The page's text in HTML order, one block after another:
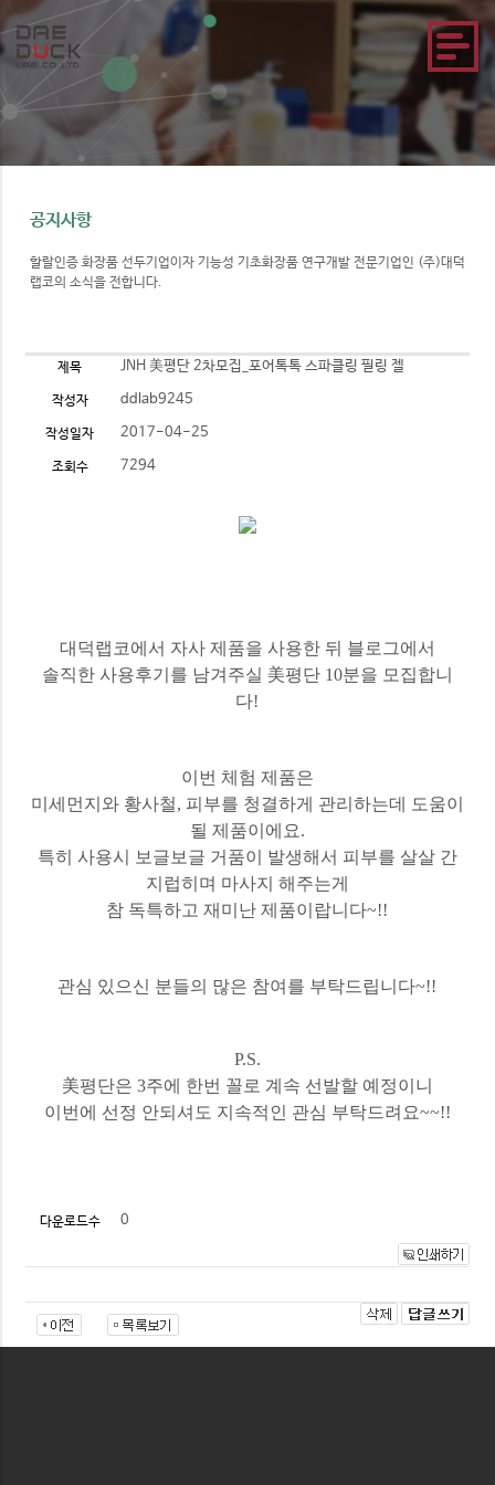
공지사항
할랄인증 화장품 선두기업이자 기능성 기초화장품 연구개발 전문기업인 (주)대덕
랩코의 소식을 전합니다.
제목 JNH 美평단 2차모집_포어톡톡 스파클링 필링 젤
작성자 ddlab9245
작성일자 2017-04-25
조회수 7294
대덕랩코에서 자사 제품을 사용한 뒤 블로그에서
솔직한 사용후기를 남겨주실 美평단 10분을 모집합니
다!
이번 체험 제품은
미세먼지와 황사철, 피부를 청결하게 관리하는데 도움이
될 제품이에요.
특히 사용시 보글보글 거품이 발생해서 피부를 살살 간
지럽히며 마사지 해주는게
참 독특하고 재미난 제품이랍니다~!!
관심 있으신 분들의 많은 참여를 부탁드립니다~!!
P.S.
美평단은 3주에 한번 꼴로 계속 선발할 예정이니
이번에 선정 안되셔도 지속적인 관심 부탁드려요~~!!
다운로드수 0